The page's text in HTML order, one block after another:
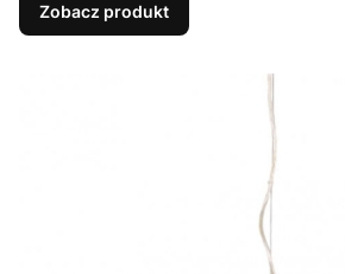
Zobacz produkt